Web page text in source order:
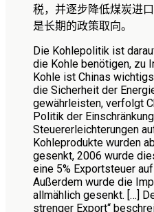
税，并逐步降低煤炭进口
是长期的政策取向。
Die Kohlepolitik ist
die Kohle benötigen, zu
Kohle ist Chinas
die Sicherheit der
gewährleisten, verfolgt
Politik der
Steuererleichterungen
Kohleprodukte wurden
gesenkt, 2006 wurde
eine 5% Exportsteuer
Außerdem wurde die
allmählich gesenkt. […]
strenger Export“